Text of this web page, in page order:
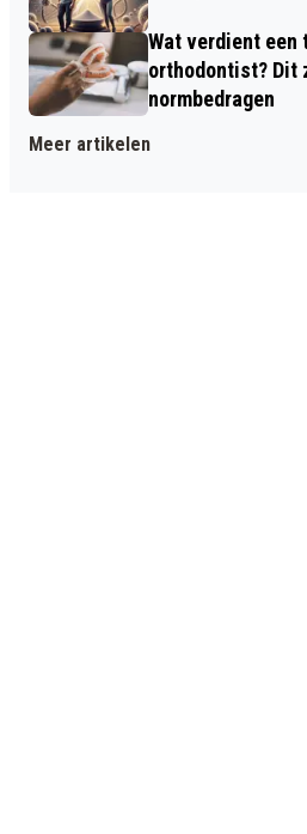
Wat verdient een
orthodontist? Dit
normbedragen
Meer artikelen